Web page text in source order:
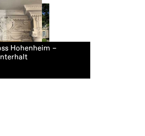
Hohenheim –